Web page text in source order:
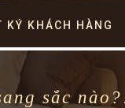
KÝ KHÁCH HÀNG
sắc